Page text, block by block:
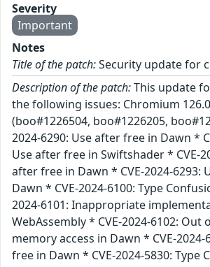
Severity
Important
Notes
Title of the patch:Security update for
Description of the patch:This update
the following issues: Chromium
(boo#1226504, boo#1226205,
2024-6290: Use after free in Dawn *
Use after free in Swiftshader * CVE-
after free in Dawn * CVE-2024-6293:
Dawn * CVE-2024-6100: Type
2024-6101: Inappropriate
WebAssembly * CVE-2024-6102: Out
memory access in Dawn * CVE-
free in Dawn * CVE-2024-5830: Type